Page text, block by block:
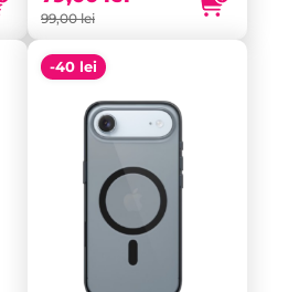
99,00lei
-40 lei